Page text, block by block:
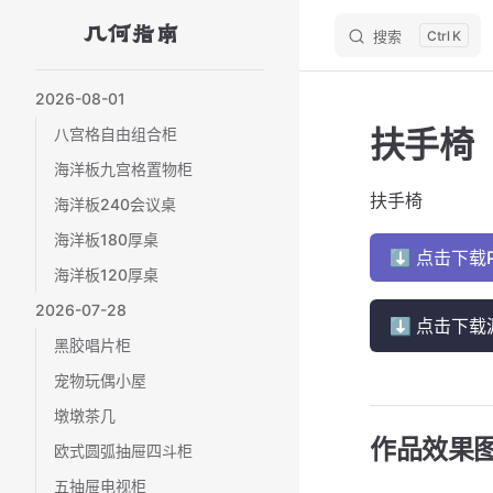
Skip to content
几何指南 搜索 K
2026-08-01
八宫格自由组合柜
海洋板九宫格置物柜
海洋板240会议桌
海洋板180厚桌
海洋板120厚桌
2026-07-28
黑胶唱片柜
宠物玩偶小屋
墩墩茶几
欧式圆弧抽屉四斗柜
五抽屉电视柜
扶手椅
扶手椅
⬇ 点击下载
⬇ 点击下载
作品效果